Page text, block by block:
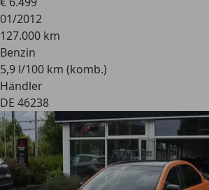
01/2012
127.000 km
Benzin
5,9 l/100 km (komb.)
Händler
DE 46238